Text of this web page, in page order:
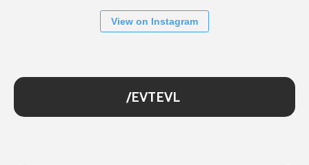
View on Instagram
/EVTEVL